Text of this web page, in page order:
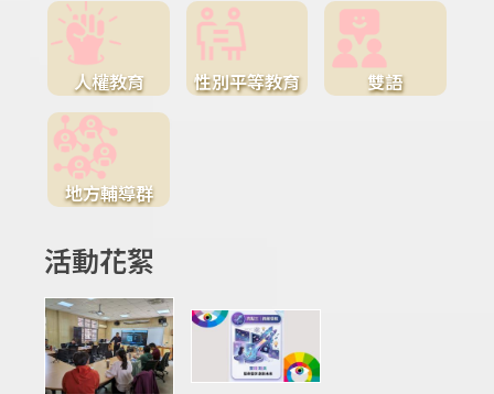
人權教育 性別平等教育 雙語
地方輔導群
活動花絮